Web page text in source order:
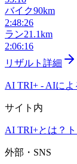
バイク90km
2:48:26
ラン21.1km
2:06:16
リザルト詳細
AI TRI+ - AIによ
サイト内
AI TRI+とは？
外部・SNS